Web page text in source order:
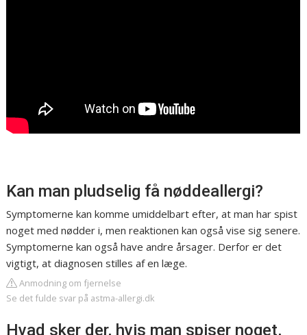
Kan man pludselig få nøddeallergi?
Symptomerne kan komme umiddelbart efter, at man har spist
noget med nødder i, men reaktionen kan også vise sig senere.
Symptomerne kan også have andre årsager. Derfor er det
vigtigt, at diagnosen stilles af en læge.
Anmodning om fjernelse
Se det fulde svar på astma-allergi.dk
Hvad sker der, hvis man spiser noget,